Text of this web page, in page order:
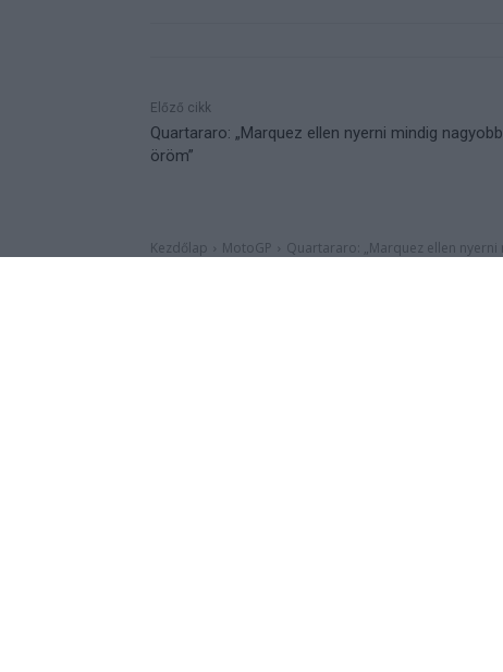
Előző cikk
Quartararo: „Marquez ellen nyerni mindig nagyobb
öröm”